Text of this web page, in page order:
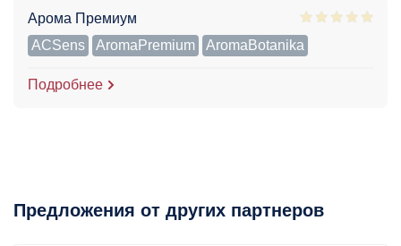
Арома Премиум
ACSens
AromaPremium AromaBotanika
Подробнее
Предложения от других партнеров